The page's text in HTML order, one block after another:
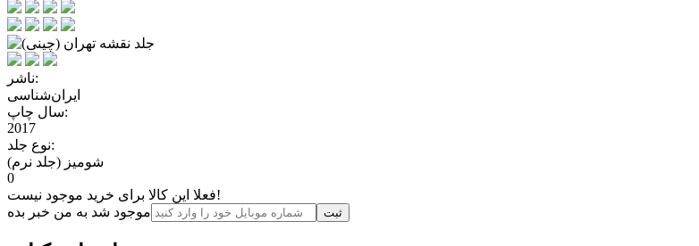
ناشر:
ایران‌شناسی
سال چاپ:
2017
نوع جلد:
شومیز (جلد نرم)
0
فعلا این کالا برای خرید موجود نیست!
موجود شد به من خبر بده
ثبت‌